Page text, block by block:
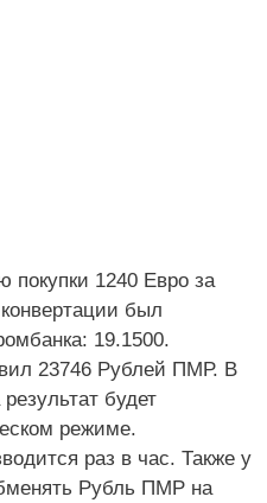
покупки 1240 Евро за
был
19.1500.
23746 Рублей ПМР. В
будет
режиме.
раз в час. Также у
Рубль ПМР на